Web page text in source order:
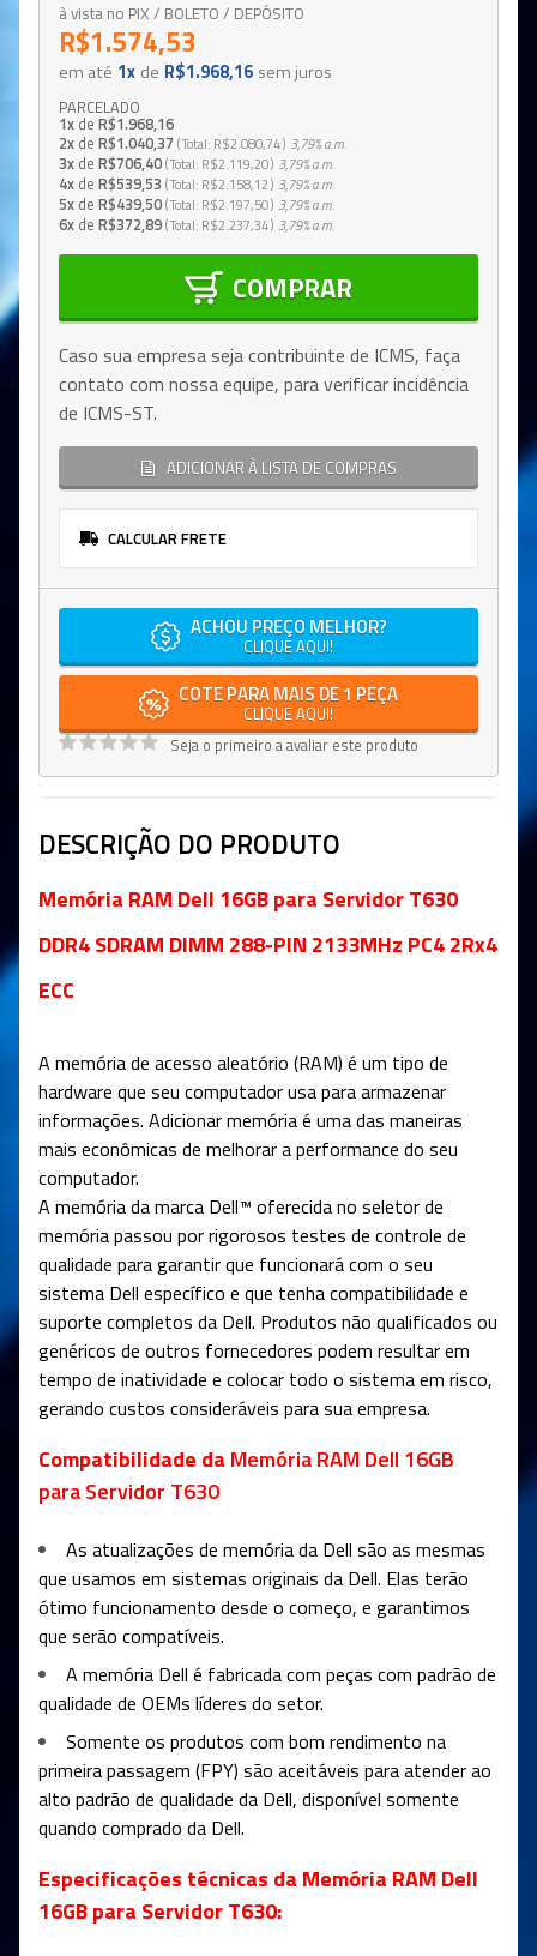
à vista no PIX / BOLETO / DEPÓSITO
R$1.574,53
em até 1x de R$1.968,16 sem juros
PARCELADO
1x de R$1.968,16
2x de R$1.040,37 Total R$2.080,74 3,79%a.m.
3x de R$706,40 Total R$2.119,20 3,79%a.m.
4x de R$539,53 Total R$2.158,12 3,79%a.m.
5x de R$439,50 Total R$2.197,50 3,79%a.m.
6x de R$372,89 Total R$2.237,34 3,79%a.m.
COMPRAR
Caso sua empresa seja contribuinte de ICMS, faça
contato com nossa equipe, para verificar incidência
de ICMS-ST.
ADICIONAR À LISTA DE COMPRAS
CALCULAR FRETE
ACHOU PREÇO MELHOR?
CLIQUE AQUI!
COTE PARA MAIS DE 1 PEÇA
CLIQUE AQUI!
Seja o primeiro a avaliar este produto
DESCRIÇÃO DO PRODUTO
Memória RAM Dell 16GB para Servidor T630
DDR4 SDRAM DIMM 288-PIN 2133MHz PC4 2Rx4
ECC
A memória de acesso aleatório (RAM) é um tipo de
hardware que seu computador usa para armazenar
informações. Adicionar memória é uma das maneiras
mais econômicas de melhorar a performance do seu
computador.
A memória da marca Dell™ oferecida no seletor de
memória passou por rigorosos testes de controle de
qualidade para garantir que funcionará com o seu
sistema Dell específico e que tenha compatibilidade e
suporte completos da Dell. Produtos não qualificados ou
genéricos de outros fornecedores podem resultar em
tempo de inatividade e colocar todo o sistema em risco,
gerando custos consideráveis para sua empresa.
Compatibilidade da Memória RAM Dell 16GB
para Servidor T630
As atualizações de memória da Dell são as mesmas
que usamos em sistemas originais da Dell. Elas terão
ótimo funcionamento desde o começo, e garantimos
que serão compatíveis.
A memória Dell é fabricada com peças com padrão de
qualidade de OEMs líderes do setor.
Somente os produtos com bom rendimento na
primeira passagem (FPY) são aceitáveis para atender ao
alto padrão de qualidade da Dell, disponível somente
quando comprado da Dell.
Especificações técnicas da Memória RAM Dell
16GB para Servidor T630: